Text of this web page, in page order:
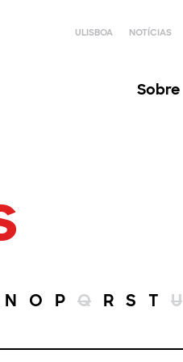
ULISBOA NOTÍCIAS
Sobre
N O P Q R S T U